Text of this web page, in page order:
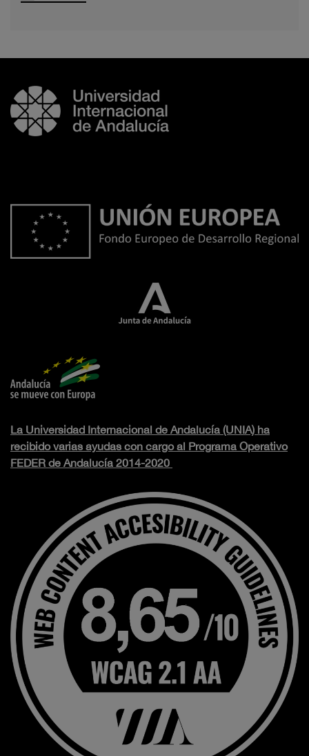
La Universidad Internacional de Andalucía (UNIA) ha
recibido varias ayudas con cargo al Programa Operativo
FEDER de Andalucía 2014-2020